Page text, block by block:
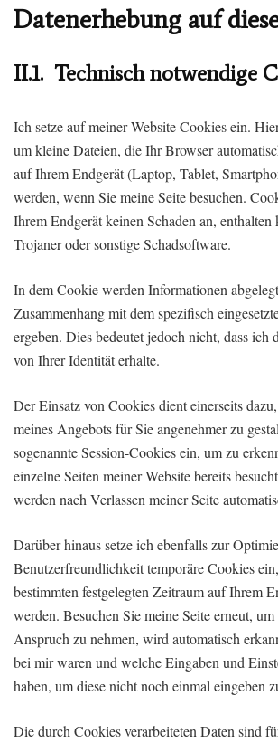
Datenerhebung auf
II.1. Technisch notwendige
Ich setze auf meiner Website Cookies ein.
um kleine Dateien, die Ihr Browser
auf Ihrem Endgerät (Laptop, Tablet,
werden, wenn Sie meine Seite besuchen.
Ihrem Endgerät keinen Schaden an,
Trojaner oder sonstige Schadsoftware.
In dem Cookie werden Informationen
Zusammenhang mit dem spezifisch
ergeben. Dies bedeutet jedoch nicht, dass ich
von Ihrer Identität erhalte.
Der Einsatz von Cookies dient einerseits
meines Angebots für Sie angenehmer zu
sogenannte Session-Cookies ein, um zu
einzelne Seiten meiner Website bereits
werden nach Verlassen meiner Seite
Darüber hinaus setze ich ebenfalls zur
Benutzerfreundlichkeit temporäre Cookies
bestimmten festgelegten Zeitraum auf Ihrem
werden. Besuchen Sie meine Seite erneut,
Anspruch zu nehmen, wird automatisch
bei mir waren und welche Eingaben und
haben, um diese nicht noch einmal eingeben
Die durch Cookies verarbeiteten Daten sind